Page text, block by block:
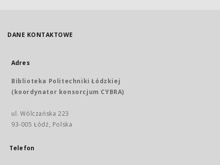
DANE KONTAKTOWE
Adres
Biblioteka Politechniki Łódzkiej
(koordynator konsorcjum CYBRA)
ul. Wólczańska 223
93-005 Łódź, Polska
Telefon